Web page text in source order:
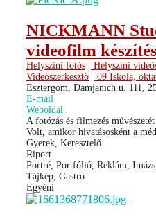
NICKMANN
videofilm
Helyszíni fotós Helyszíni
Videószerkesztő
09 Iskola,
Esztergom, Damjanich u. 111,
E-mail
Weboldal
A fotózás és filmezés
Volt, amikor hivatásosként a
Gyerek, Keresztelő
Riport
Portré, Portfólió, Reklám,
Tájkép, Gastro
Egyéni